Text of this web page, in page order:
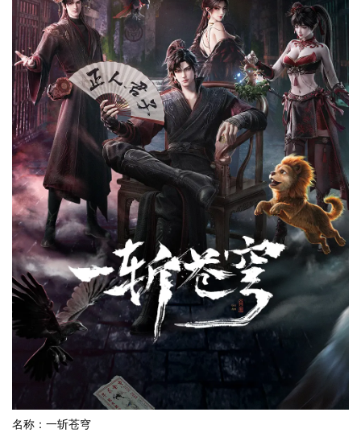
名称：一斩苍穹